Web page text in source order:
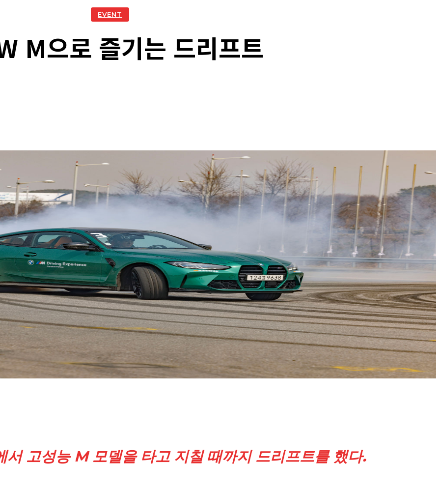
EVENT
M으로 즐기는 드리프트
고성능 M 모델을 타고 지칠 때까지 드리프트를 했다.